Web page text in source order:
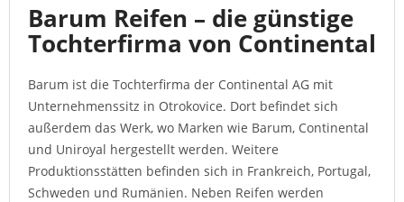
Barum Reifen – die günstige
Tochterfirma von Continental
Barum ist die Tochterfirma der Continental AG mit
Unternehmenssitz in Otrokovice. Dort befindet sich
außerdem das Werk, wo Marken wie Barum, Continental
und Uniroyal hergestellt werden. Weitere
Produktionsstätten befinden sich in Frankreich, Portugal,
Schweden und Rumänien. Neben Reifen werden